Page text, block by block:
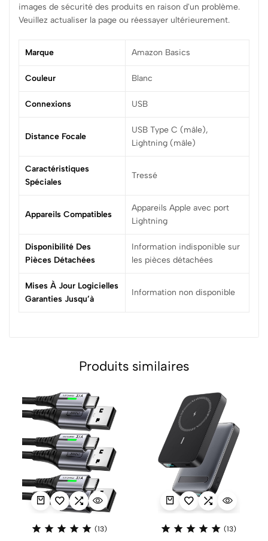
images de sécurité des produits en raison d'un problème.
Veuillez actualiser la page ou réessayer ultérieurement.
Marque ‎Amazon Basics
Couleur ‎Blanc
Connexions ‎USB
Distance Focale
‎USB Type C (mâle),
Lightning (mâle)
Caractéristiques
Spéciales
‎Tressé
Appareils Compatibles
‎Appareils Apple avec port
Lightning
Disponibilité Des
Pièces Détachées
‎Information indisponible sur
les pièces détachées
Mises À Jour Logicielles
Garanties Jusqu’à
‎Information non disponible
Produits similaires
(13) (13)